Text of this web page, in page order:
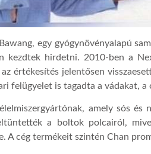
egy gyógynövényalapú
kezdtek hirdetni. 2010-ben a
értékesítés jelentősen
felügyelet is tagadta a vádakat, a
amely sós és
a boltok polcairól,
A cég termékeit szintén Chan